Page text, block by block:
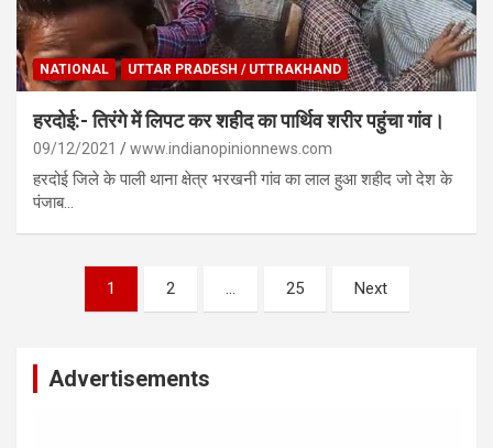
NATIONAL UTTAR PRADESH / UTTRAKHAND
हरदोई:- तिरंगे में लिपट कर शहीद का पार्थिव शरीर पहुंचा गांव।
09/12/2021 www.indianopinionnews.com
हरदोई जिले के पाली थाना क्षेत्र भरखनी गांव का लाल हुआ शहीद जो देश के
पंजाब…
pagination
1 2 … 25 Next
Advertisements